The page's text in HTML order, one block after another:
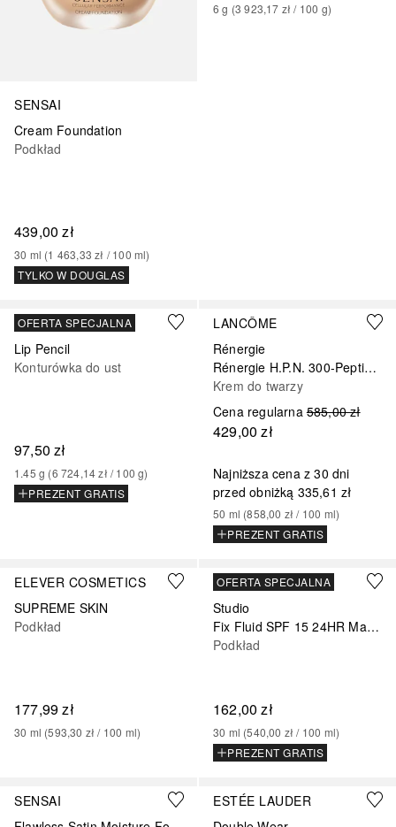
SENSAI
Cream Foundation
Podkład
439,00 zł
30 ml (1 463,33 zł / 100 ml)
TYLKO W DOUGLAS
6 g (3 923,17 zł / 100 g)
MAC
Lip Pencil
Konturówka do ust
97,50 zł
1.45 g (6 724,14 zł / 100 g)
PREZENT GRATIS
OFERTA SPECJALNA
+30
LANCÔME
Rénergie
Rénergie H.P.N. 300-Peptide Cream
Krem do twarzy
Cena regularna 585,00 zł
429,00 zł
Najniższa cena z 30 dni
przed obniżką 335,61 zł
50 ml (858,00 zł / 100 ml)
PREZENT GRATIS
ELEVER COSMETICS
SUPREME SKIN
Podkład
177,99 zł
30 ml (593,30 zł / 100 ml)
MAC
Studio
Fix Fluid SPF 15 24HR Matte Foundation + Oil Control
Podkład
162,00 zł
30 ml (540,00 zł / 100 ml)
PREZENT GRATIS
OFERTA SPECJALNA
+61
SENSAI
ESTÉE LAUDER
+8